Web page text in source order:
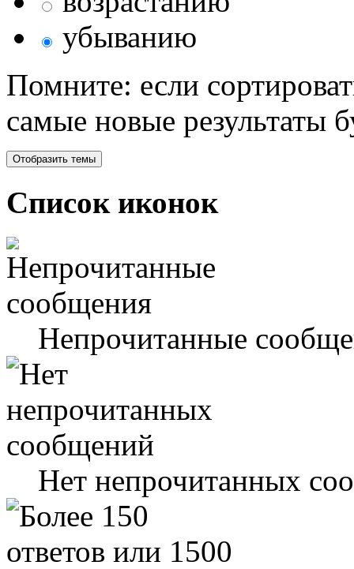
убыванию
Помните: если
самые новые результаты
Список иконок
Непрочитанные
Нет непрочитанных